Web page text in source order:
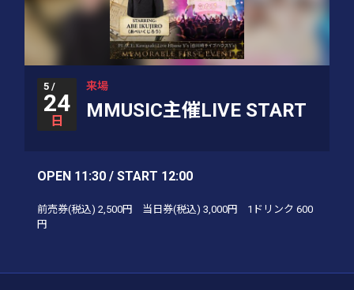
5 /
24
日
来場
MMUSIC主催LIVE START
OPEN 11:30 / START 12:00
前売券(税込) 2,500円 当日券(税込) 3,000円 1ドリンク 600
円